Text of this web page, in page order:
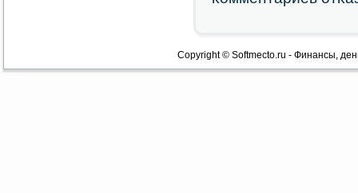
Copyright © Softmecto.ru - Финансы,